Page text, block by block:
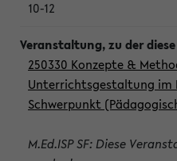
10-12
250330 Konzepte &
Unterrichtsgestaltung im
Schwerpunkt
M.Ed.ISP SF: Diese